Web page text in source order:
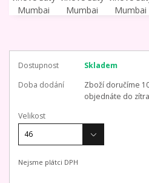
Dostupnost
Skladem
Doba dodání
Zboží doručíme
objednáte do
Velikost
Nejsme plátci DPH